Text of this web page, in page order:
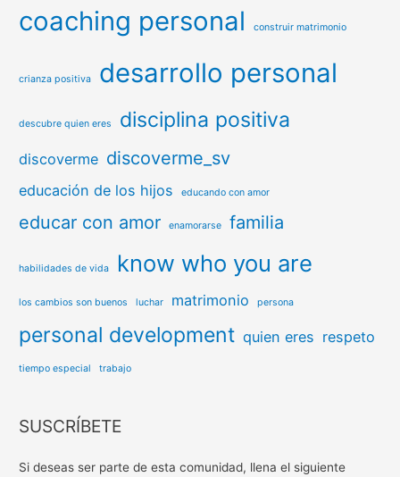
coaching personal construir matrimonio
crianza positiva desarrollo personal
descubre quien eres disciplina positiva
discoverme discoverme_sv
educación de los hijos educando con amor
educar con amor enamorarse familia
habilidades de vida know who you are
los cambios son buenos luchar matrimonio persona
personal development quien eres respeto
tiempo especial trabajo
SUSCRÍBETE
Si deseas ser parte de esta comunidad, llena el siguiente